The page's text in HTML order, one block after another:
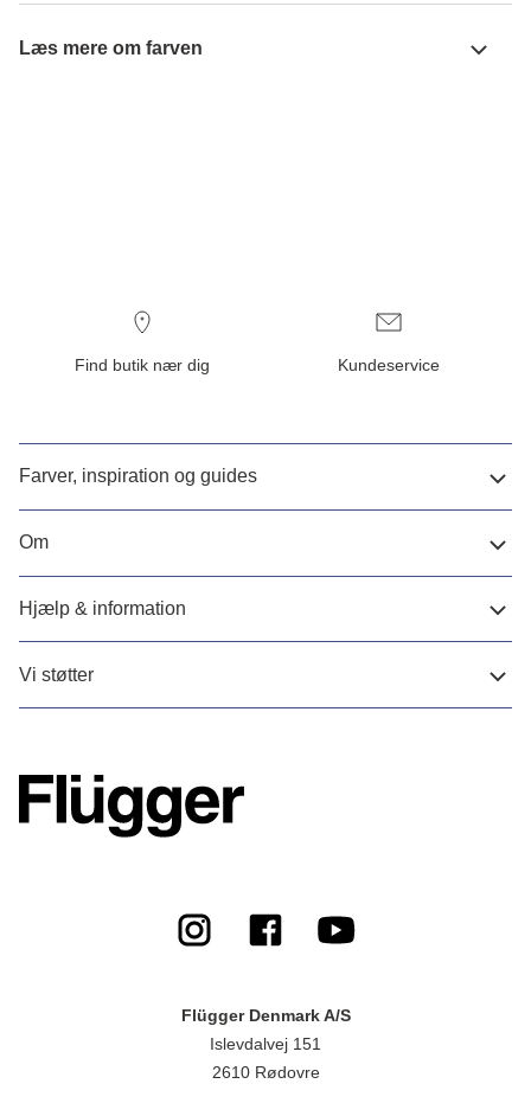
Læs mere om farven
Find butik nær dig Kundeservice
Farver, inspiration og guides
Om
Hjælp & information
Vi støtter
Flügger Denmark A/S
Islevdalvej 151
2610 Rødovre